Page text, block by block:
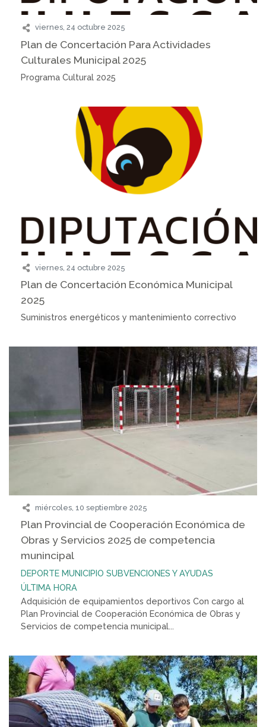
viernes, 24 octubre 2025
Plan de Concertación Para Actividades
Culturales Municipal 2025
Programa Cultural 2025
viernes, 24 octubre 2025
Plan de Concertación Económica Municipal
2025
Suministros energéticos y mantenimiento correctivo
miércoles, 10 septiembre 2025
Plan Provincial de Cooperación Económica de
Obras y Servicios 2025 de competencia
munincipal
DEPORTE MUNICIPIO SUBVENCIONES Y AYUDAS
ÚLTIMA HORA
Adquisición de equipamientos deportivos Con cargo al
Plan Provincial de Cooperación Económica de Obras y
Servicios de competencia municipal...